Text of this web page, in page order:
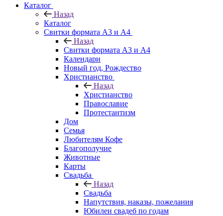
Каталог
Назад
Каталог
Свитки формата А3 и А4
Назад
Свитки формата А3 и А4
Календари
Новый год, Рождество
Христианство
Назад
Христианство
Православие
Протестантизм
Дом
Семья
Любителям Кофе
Благополучие
Животные
Карты
Свадьба
Назад
Свадьба
Напутствия, наказы, пожелания
Юбилеи свадеб по годам